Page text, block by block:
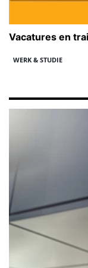
Vacatures en
WERK & STUDIE